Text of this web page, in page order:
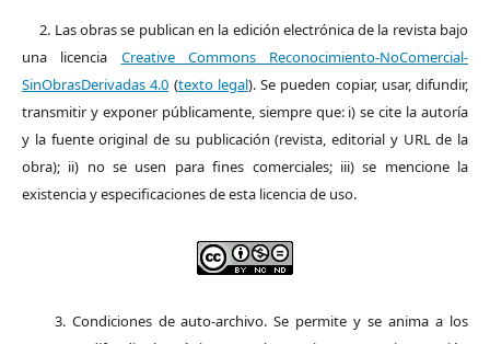
2. Las obras se publican en la edición electrónica de la revista bajo
una licencia Creative Commons Reconocimiento-NoComercial-
SinObrasDerivadas 4.0 (texto legal). Se pueden copiar, usar, difundir,
transmitir y exponer públicamente, siempre que: i) se cite la autoría
y la fuente original de su publicación (revista, editorial y URL de la
obra); ii) no se usen para fines comerciales; iii) se mencione la
existencia y especificaciones de esta licencia de uso.
3. Condiciones de auto-archivo. Se permite y se anima a los